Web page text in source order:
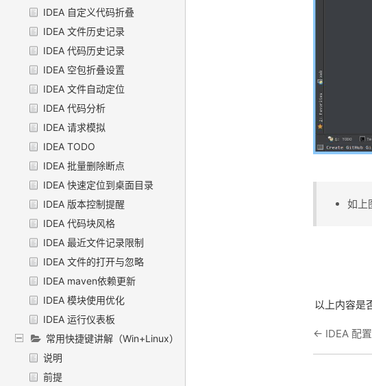
IDEA 自定义代码折叠
IDEA 文件历史记录
IDEA 代码历史记录
IDEA 空包折叠设置
IDEA 文件自动定位
IDEA 代码分析
IDEA 请求模拟
IDEA TODO
IDEA 批量删除断点
IDEA 快速定位到桌面目录
IDEA 版本控制提醒
IDEA 代码块风格
IDEA 最近文件记录限制
IDEA 文件的打开与忽略
IDEA maven依赖更新
IDEA 模块使用优化
IDEA 运行仪表板
常用快捷键讲解（Win+Linux）
说明
前提
如上
以上内容是
← IDEA 配